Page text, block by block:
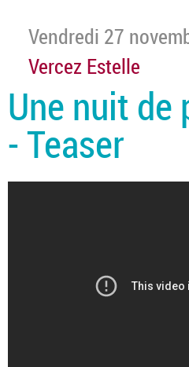
Vendredi 27
Vercez Estelle
Une nuit de
- Teaser